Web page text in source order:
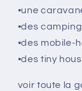
•une
•des
•des mobile-
•des tiny
voir toute la